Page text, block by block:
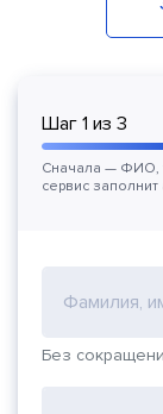
Шаг 1 из 3
Сначала — ФИО,
сервис
Фамилия,
Без